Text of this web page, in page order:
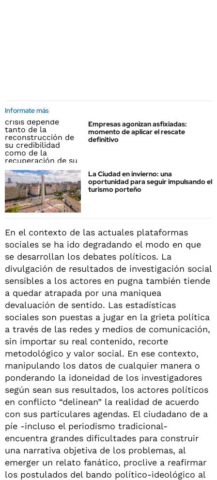
Informate más
Empresas agonizan asfixiadas:
momento de aplicar el rescate
definitivo
La Ciudad en invierno: una
oportunidad para seguir impulsando el
turismo porteño
En el contexto de las actuales plataformas
sociales se ha ido degradando el modo en que
se desarrollan los debates políticos. La
divulgación de resultados de investigación social
sensibles a los actores en pugna también tiende
a quedar atrapada por una maniquea
devaluación de sentido. Las estadísticas
sociales son puestas a jugar en la grieta política
a través de las redes y medios de comunicación,
sin importar su real contenido, recorte
metodológico y valor social. En ese contexto,
manipulando los datos de cualquier manera o
ponderando la idoneidad de los investigadores
según sean sus resultados, los actores políticos
en conflicto “delinean” la realidad de acuerdo
con sus particulares agendas. El ciudadano de a
píe -incluso el periodismo tradicional-
encuentra grandes dificultades para construir
una narrativa objetiva de los problemas, al
emerger un relato fanático, proclive a reafirmar
los postulados del bando político-ideológico al